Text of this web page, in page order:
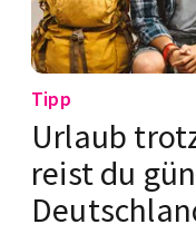
Tipp
Urlaub
reist du